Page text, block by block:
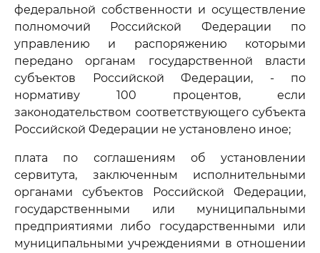
федеральной собственности и осуществление
полномочий Российской Федерации по
управлению и распоряжению которыми
передано органам государственной власти
субъектов Российской Федерации, - по
нормативу 100 процентов, если
законодательством соответствующего субъекта
Российской Федерации не установлено иное;
плата по соглашениям об установлении
сервитута, заключенным исполнительными
органами субъектов Российской Федерации,
государственными или муниципальными
предприятиями либо государственными или
муниципальными учреждениями в отношении